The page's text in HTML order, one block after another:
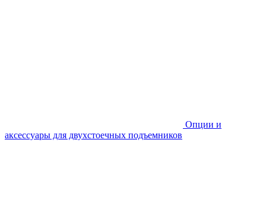
Опции и
аксессуары для двухстоечных подъемников